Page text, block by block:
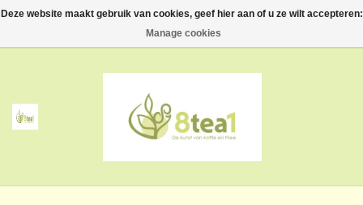
0 Artikelen - €--,--
Thee
Deze website maakt gebruik van cookies, geef hier aan of u ze wilt accepteren:
Manage cookies